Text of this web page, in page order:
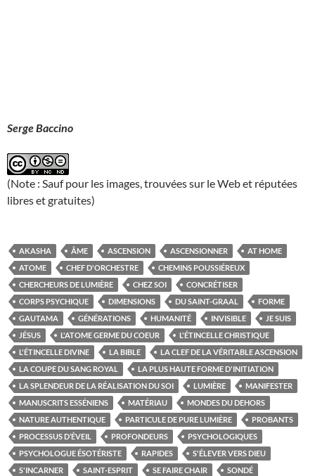
Serge Baccino
(Note : Sauf pour les images, trouvées sur le Web et réputées
libres et gratuites)
AKASHA ÂME ASCENSION ASCENSIONNER
AT HOME
ATOME
CHEF D'ORCHESTRE
CHEMINS POUSSIÉREUX
CHERCHEURS DE LUMIÈRE
CHEZ SOI
CONCRÉTISER
CORPS PSYCHIQUE
DIMENSIONS DU SAINT-GRAAL
FORME
GAUTAMA
GÉNÉRATIONS HUMANITÉ INVISIBLE
JE SUIS
JÉSUS
L'ATOME GERME DU COEUR
L'ÉTINCELLE CHRISTIQUE
L'ÉTINCELLE DIVINE
LA BIBLE
LA CLEF DE LA VÉRITABLE ASCENSION
LA COUPE DU SANG ROYAL
LA PLUS HAUTE FORME D'INITIATION
LA SPLENDEUR DE LA RÉALISATION DU SOI
LUMIÈRE
MANIFESTER
MANUSCRITS ESSÉNIENS
MATÉRIAU
MONDES DU DEHORS
NATURE AUTHENTIQUE
PARTICULE DE PURE LUMIÈRE
PROBANTS
PROCESSUS D’ÉVEIL
PROFONDEURS
PSYCHOLOGIQUES
PSYCHOLOGUE ÉSOTÉRISTE
RAPIDES
S'ÉLEVER VERS DIEU
S'INCARNER
SAINT-ESPRIT SE FAIRE CHAIR
SONDÉ